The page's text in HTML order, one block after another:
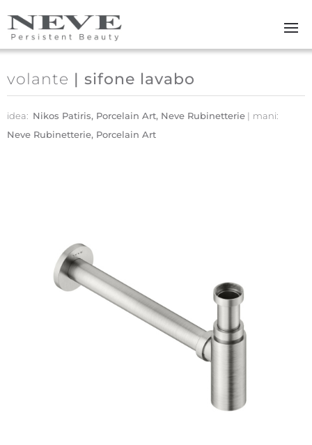
Skip to main content
volante | sifone lavabo
idea: Nikos Patiris, Porcelain Art, Neve Rubinetterie
mani:
Neve Rubinetterie, Porcelain Art